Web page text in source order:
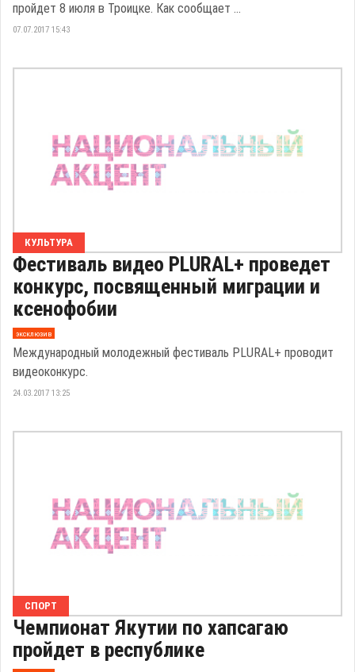
пройдет 8 июля в Троицке. Как сообщает ...
07.07.2017 15:43
КУЛЬТУРА
Фестиваль видео PLURAL+ проведет
конкурс, посвященный миграции и
ксенофобии
эксклюзив
Международный молодежный фестиваль PLURAL+ проводит
видеоконкурс.
24.03.2017 13:25
СПОРТ
Чемпионат Якутии по хапсагаю
пройдет в республике